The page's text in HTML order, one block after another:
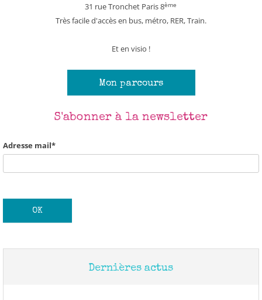
31 rue Tronchet Paris 8ème
Très facile d'accès en bus, métro, RER, Train.
Et en visio !
Mon parcours
S'abonner à la newsletter
Adresse mail*
Dernières actus